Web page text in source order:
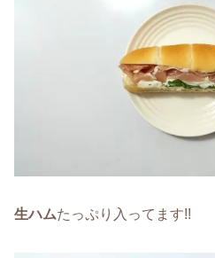
生ハムたっぷり入ってます!!